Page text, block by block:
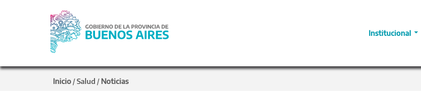
Institucional
Inicio /Salud / Noticias